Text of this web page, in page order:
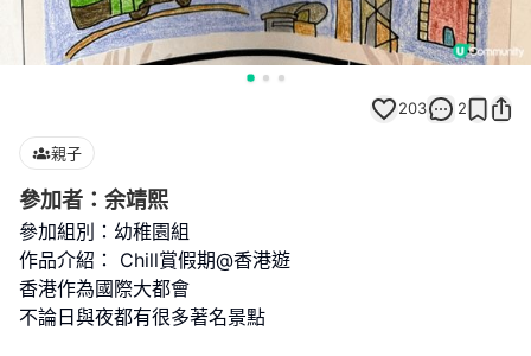
203 2
親子
參加者：余靖熙
參加組別：幼稚園組
作品介紹： Chill賞假期@香港遊
香港作為國際大都會
不論日與夜都有很多著名景點